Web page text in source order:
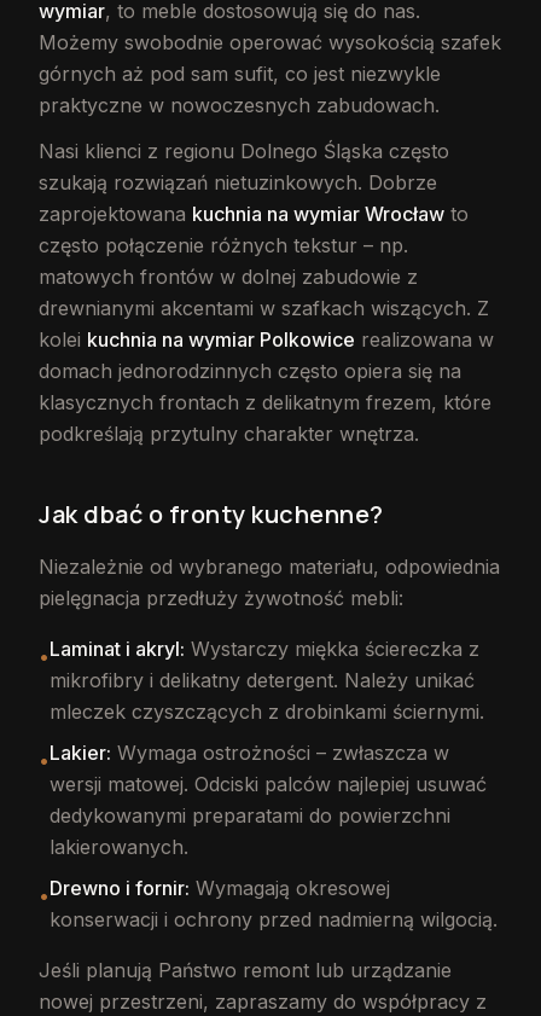
wymiar, to meble dostosowują się do nas.
Możemy swobodnie operować wysokością szafek
górnych aż pod sam sufit, co jest niezwykle
praktyczne w nowoczesnych zabudowach.
Nasi klienci z regionu Dolnego Śląska często
szukają rozwiązań nietuzinkowych. Dobrze
zaprojektowana kuchnia na wymiar Wrocław to
często połączenie różnych tekstur – np.
matowych frontów w dolnej zabudowie z
drewnianymi akcentami w szafkach wiszących. Z
kolei kuchnia na wymiar Polkowice realizowana w
domach jednorodzinnych często opiera się na
klasycznych frontach z delikatnym frezem, które
podkreślają przytulny charakter wnętrza.
Jak dbać o fronty kuchenne?
Niezależnie od wybranego materiału, odpowiednia
pielęgnacja przedłuży żywotność mebli:
•Laminat i akryl: Wystarczy miękka ściereczka z
mikrofibry i delikatny detergent. Należy unikać
mleczek czyszczących z drobinkami ściernymi.
•Lakier: Wymaga ostrożności – zwłaszcza w
wersji matowej. Odciski palców najlepiej usuwać
dedykowanymi preparatami do powierzchni
lakierowanych.
•Drewno i fornir: Wymagają okresowej
konserwacji i ochrony przed nadmierną wilgocią.
Jeśli planują Państwo remont lub urządzanie
nowej przestrzeni, zapraszamy do współpracy z